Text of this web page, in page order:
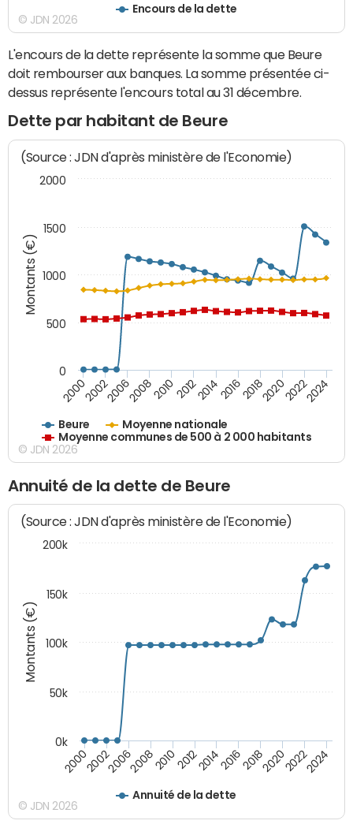
Encours de la dette
© JDN 2026
L'encours de la dette représente la somme que Beure
doit rembourser aux banques. La somme présentée ci-
dessus représente l'encours total au 31 décembre.
Dette par habitant de Beure
Montants (€)
(Source : JDN d'après ministère de l'Economie)
Beure
Moyenne nationale
Moyenne communes de 500 à 2 000 habitants
200020022006200820102012201420162018202020222024
0
500
1000
1500
2000
© JDN 2026
Annuité de la dette de Beure
Montants (€)
(Source : JDN d'après ministère de l'Economie)
Annuité de la dette
200020022006200820102012201420162018202020222024
0k
50k
100k
150k
200k
© JDN 2026